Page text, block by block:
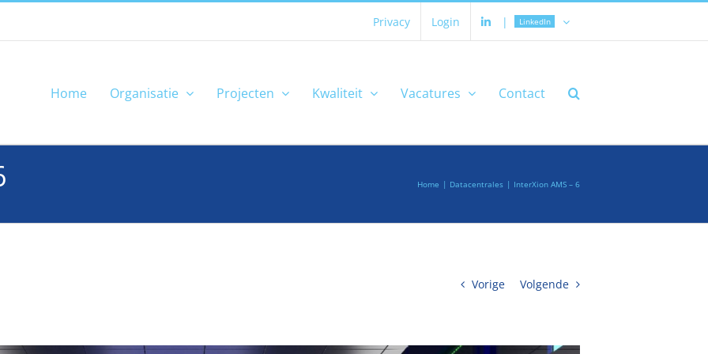
Privacy Login | LinkedIn
Home Organisatie Projecten Kwaliteit Vacatures Contact
Home Datacentrales InterXion AMS – 6
Vorige Volgende